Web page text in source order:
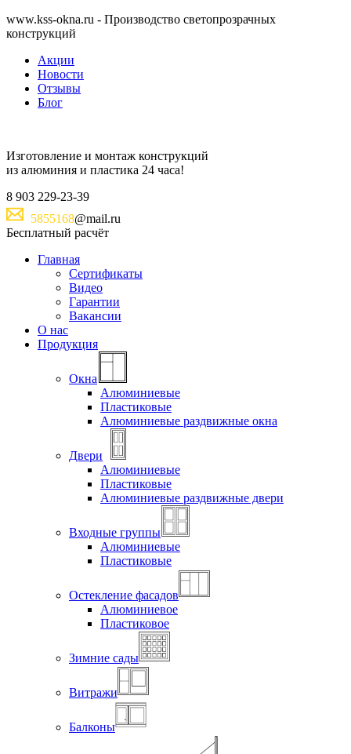
www.kss-okna.ru - Производство светопрозрачных
конструкций
Акции
Новости
Отзывы
Блог
Изготовление и монтаж конструкций
из алюминия и пластика 24 часа!
8 903 229-23-39
5855168@mail.ru
Бесплатный расчёт
Главная
Сертификаты
Видео
Гарантии
Вакансии
О нас
Продукция
Окна
Алюминиевые
Пластиковые
Алюминиевые раздвижные окна
Двери
Алюминиевые
Пластиковые
Алюминиевые раздвижные двери
Входные группы
Алюминиевые
Пластиковые
Остекление фасадов
Алюминиевое
Пластиковое
Зимние сады
Витражи
Балконы